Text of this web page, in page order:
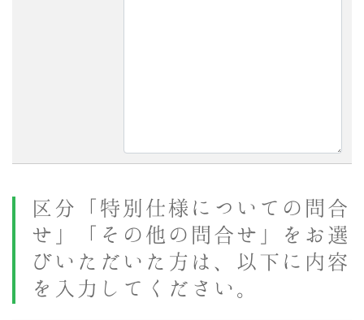
区分「特別仕様についての問合
せ」「その他の問合せ」をお選
びいただいた方は、以下に内容
を入力してください。